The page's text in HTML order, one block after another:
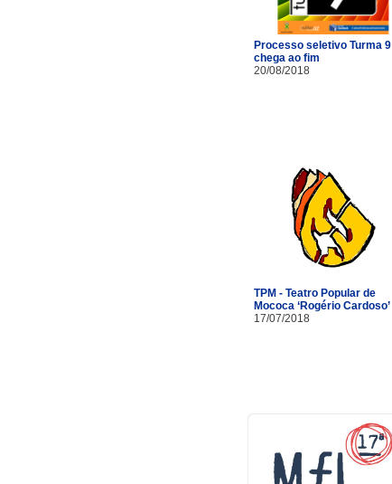
Processo seletivo Turma 9
chega ao fim
20/08/2018
TPM - Teatro Popular de
Mococa ‘Rogério Cardoso’
17/07/2018